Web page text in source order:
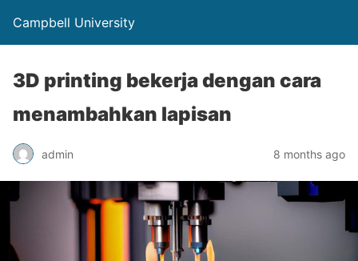
Campbell University
3D printing bekerja dengan cara
menambahkan lapisan
admin 8 months ago